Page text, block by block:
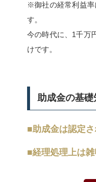
※御社の経常利益率
す。
今の時代に、1千万
けです。
助成金の基礎
■助成金は認定
■経理処理上は